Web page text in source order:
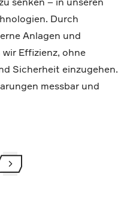
Durch
Anlagen und
Effizienz, ohne
Sicherheit einzugehen.
messbar und